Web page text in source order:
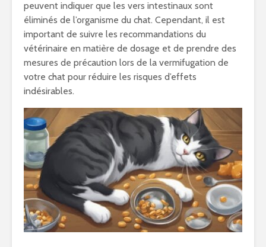
peuvent indiquer que les vers intestinaux sont
éliminés de l’organisme du chat. Cependant, il est
important de suivre les recommandations du
vétérinaire en matière de dosage et de prendre des
mesures de précaution lors de la vermifugation de
votre chat pour réduire les risques d’effets
indésirables.